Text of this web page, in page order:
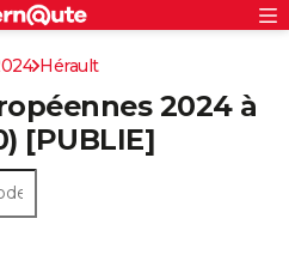
Hérault
2024 à
[PUBLIE]